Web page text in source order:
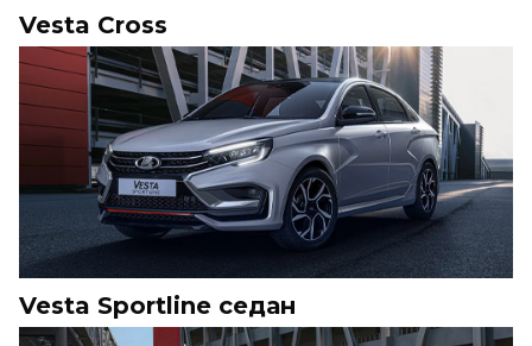
Vesta Cross
Vesta Sportline седан